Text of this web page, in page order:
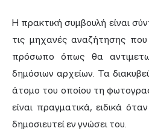
Η πρακτική συμβουλή είναι
τις μηχανές αναζήτησης
πρόσωπο όπως θα
δημόσιων αρχείων. Τα
άτομο του οποίου τη
είναι πραγματικά, ειδικά
δημοσιευτεί εν γνώσει του.